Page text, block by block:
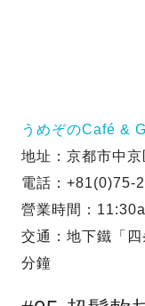
うめぞのCafé &
地址：京都市中
電話：+81(0)75-
營業時間：
交通：地下鐵「
分鐘